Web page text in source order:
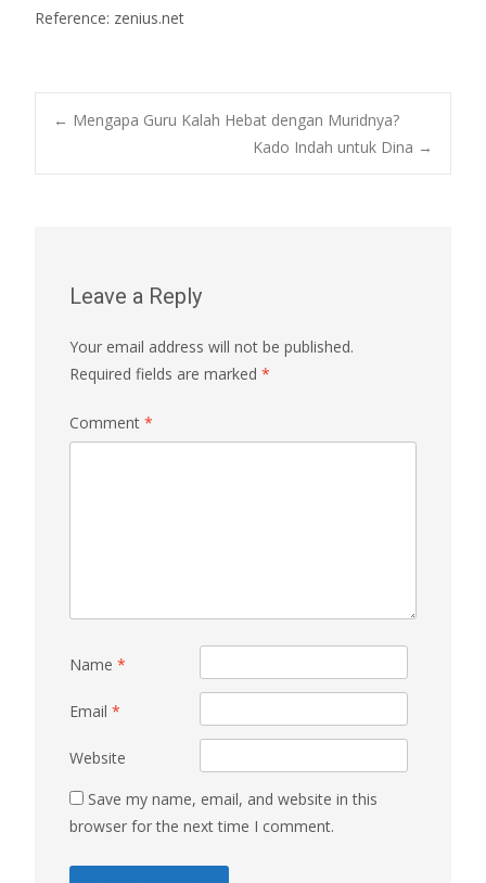
Reference: zenius.net
Post
← Mengapa Guru Kalah Hebat dengan Muridnya?
Kado Indah untuk Dina →
Leave a Reply
Your email address will not be published.
Required fields are marked *
Comment *
Name *
Email *
Website
Save my name, email, and website in this
browser for the next time I comment.